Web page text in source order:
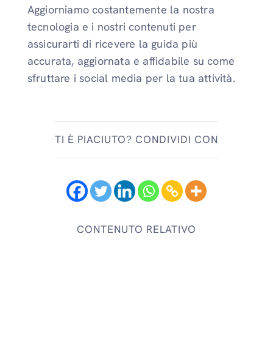
Aggiorniamo costantemente la nostra
tecnologia e i nostri contenuti per
assicurarti di ricevere la guida più
accurata, aggiornata e affidabile su come
sfruttare i social media per la tua attività.
TI È PIACIUTO? CONDIVIDI CON
CONTENUTO RELATIVO